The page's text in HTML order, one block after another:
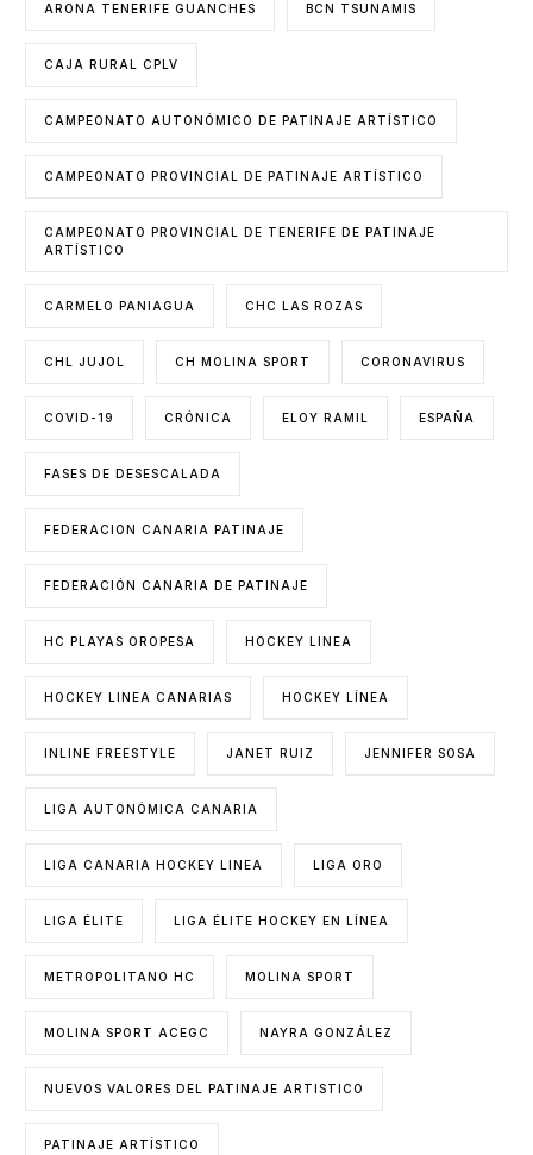
ARONA TENERIFE GUANCHES BCN TSUNAMIS
CAJA RURAL CPLV
CAMPEONATO AUTONÓMICO DE PATINAJE ARTÍSTICO
CAMPEONATO PROVINCIAL DE PATINAJE ARTÍSTICO
CAMPEONATO PROVINCIAL DE TENERIFE DE PATINAJE
ARTÍSTICO
CARMELO PANIAGUA CHC LAS ROZAS
CHL JUJOL CH MOLINA SPORT CORONAVIRUS
COVID-19 CRÓNICA ELOY RAMIL ESPAÑA
FASES DE DESESCALADA
FEDERACION CANARIA PATINAJE
FEDERACIÓN CANARIA DE PATINAJE
HC PLAYAS OROPESA HOCKEY LINEA
HOCKEY LINEA CANARIAS HOCKEY LÍNEA
INLINE FREESTYLE JANET RUIZ JENNIFER SOSA
LIGA AUTONÓMICA CANARIA
LIGA CANARIA HOCKEY LINEA LIGA ORO
LIGA ÉLITE LIGA ÉLITE HOCKEY EN LÍNEA
METROPOLITANO HC MOLINA SPORT
MOLINA SPORT ACEGC NAYRA GONZÁLEZ
NUEVOS VALORES DEL PATINAJE ARTISTICO
PATINAJE ARTÍSTICO